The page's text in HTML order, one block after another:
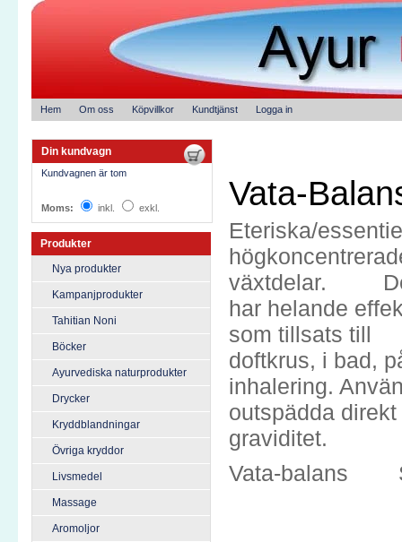
Hem Om oss Köpvillkor Kundtjänst Logga in
Din kundvagn
Kundvagnen är tom
Moms: inkl. exkl.
Produkter
Nya produkter
Kampanjprodukter
Tahitian Noni
Böcker
Ayurvediska naturprodukter
Drycker
Kryddblandningar
Övriga kryddor
Livsmedel
Massage
Aromoljor
Vata-
Eteriska/
växtdelar. De
har helande
som tillsats till
doftkrus, i bad,
inhalering.
outspädda
graviditet.
Vata-balans